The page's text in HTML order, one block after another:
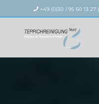
+49 (0)30 / 95 60 13 27 |